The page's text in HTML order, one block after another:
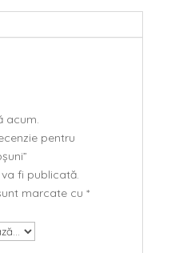
acum.
pentru
fi publicată.
marcate cu *